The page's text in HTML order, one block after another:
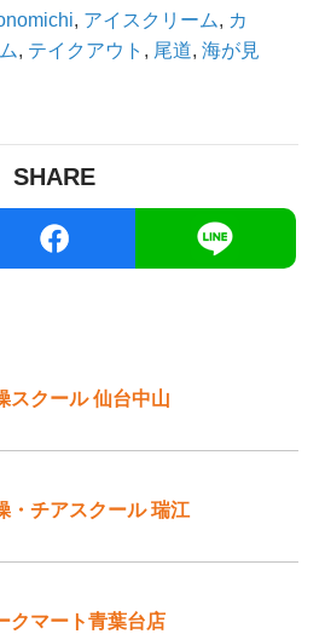
, アイスクリーム, カ
, テイクアウト , 尾道,海が見
SHARE
スクール 仙台中山
・チアスクール 瑞江
クマート青葉台店